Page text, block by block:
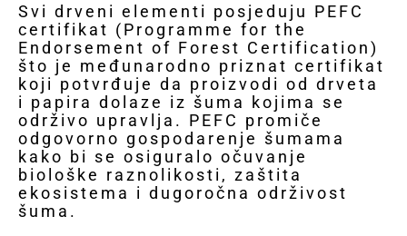
Svi drveni elementi posjeduju PEFC
certifikat (Programme for the
Endorsement of Forest Certification)
što je međunarodno priznat certifikat
koji potvrđuje da proizvodi od drveta
i papira dolaze iz šuma kojima se
održivo upravlja. PEFC promiče
odgovorno gospodarenje šumama
kako bi se osiguralo očuvanje
biološke raznolikosti, zaštita
ekosistema i dugoročna održivost
šuma.